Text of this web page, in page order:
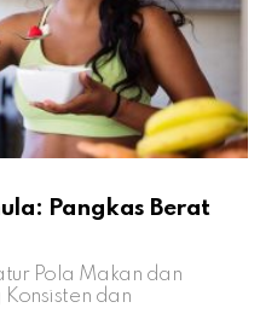
Pangkas Berat
Pola Makan dan
Konsisten dan